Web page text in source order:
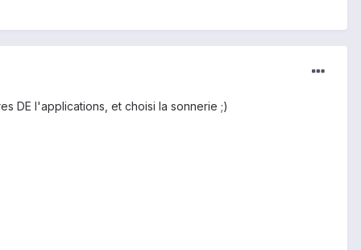
DE l'applications, et choisi la sonnerie ;)